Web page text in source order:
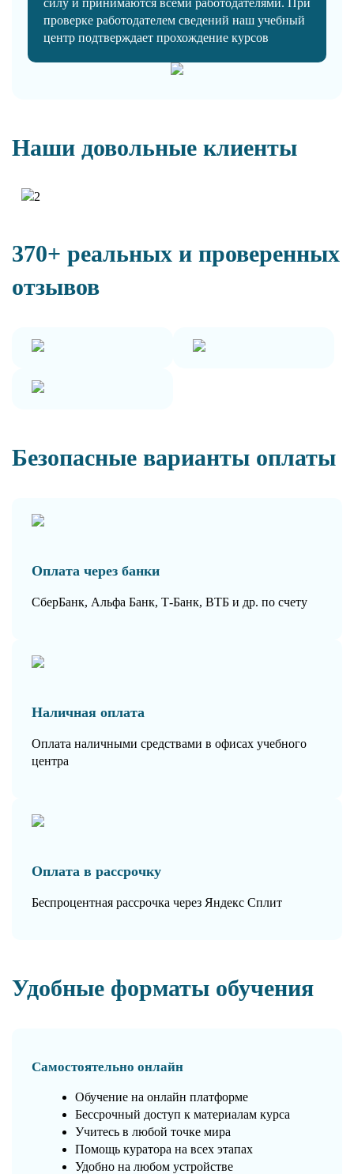
проверке работодателем сведений наш учебный
центр подтверждает прохождение курсов
Наши довольные клиенты
370+ реальных и проверенных
отзывов
Безопасные варианты оплаты
Оплата через банки
СберБанк, Альфа Банк, Т-Банк, ВТБ и др. по счету
Наличная оплата
Оплата наличными средствами в офисах учебного
центра
Оплата в рассрочку
Беспроцентная рассрочка через Яндекс Сплит
Удобные форматы обучения
Самостоятельно онлайн
Обучение на онлайн платформе
Бессрочный доступ к материалам курса
Учитесь в любой точке мира
Помощь куратора на всех этапах
Удобно на любом устройстве